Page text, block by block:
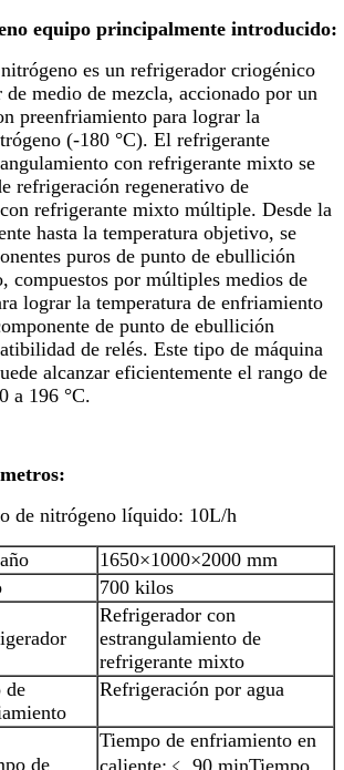
equipo principalmente introducido:
es un refrigerador criogénico
medio de mezcla, accionado por un
preenfriamiento para lograr la
(-180 °C). El refrigerante
con refrigerante mixto se
refrigeración regenerativo de
refrigerante mixto múltiple. Desde la
hasta la temperatura objetivo, se
puros de punto de ebullición
compuestos por múltiples medios de
lograr la temperatura de enfriamiento
de punto de ebullición
de relés. Este tipo de máquina
alcanzar eficientemente el rango de
a 196 °C.
:
de nitrógeno líquido: 10L/h
1650×1000×2000 mm
700 kilos
Refrigerador con
estrangulamiento de
refrigerante mixto
de
Refrigeración por agua
de
Tiempo de enfriamiento en
caliente:﹤ 90 minTiempo